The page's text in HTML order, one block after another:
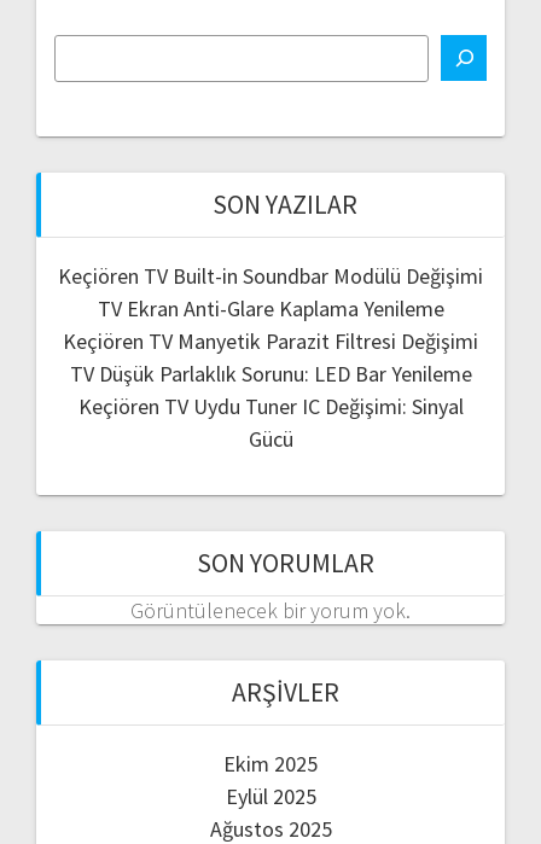
SON YAZILAR
Keçiören TV Built-in Soundbar Modülü Değişimi
TV Ekran Anti-Glare Kaplama Yenileme
Keçiören TV Manyetik Parazit Filtresi Değişimi
TV Düşük Parlaklık Sorunu: LED Bar Yenileme
Keçiören TV Uydu Tuner IC Değişimi: Sinyal
Gücü
SON YORUMLAR
Görüntülenecek bir yorum yok.
ARŞIVLER
Ekim 2025
Eylül 2025
Ağustos 2025